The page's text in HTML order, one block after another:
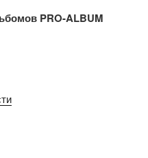
PRO-ALBUM